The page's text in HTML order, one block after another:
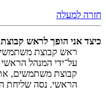
חזרה למעלה
כיצד אני הופך לראש
ראש קבוצת
על־ידי המנהל
קבוצת משתמשים,
הראשי. נסה שליחת